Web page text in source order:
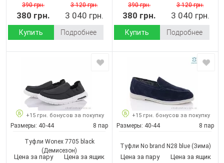
390 грн.
380 грн.
3 120 грн.
3 040 грн.
Купить Подробнее
390 грн.
380 грн.
3 120 грн.
3 040 грн.
Купить Подробнее
+15 грн. бонусов за покупку
Размеры: 40-44 8 пар
Туфли Wonex 7705 black
(Демисезон)
Цена за пару Цена за ящик
+15 грн. бонусов за покупку
Размеры: 40-44 8 пар
Туфли No brand N28 blue(Зима)
Цена за пару Цена за ящик